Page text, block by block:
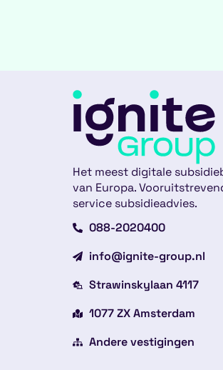
Het meest digitale
van Europa.
service subsidieadvies.
088-2020400
info@ignite-group.nl
Strawinskylaan 4117
1077 ZX Amsterdam
Andere vestigingen